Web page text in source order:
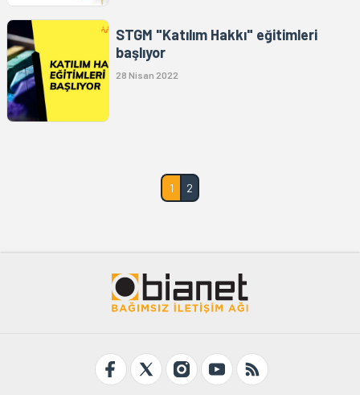
STGM "Katılım Hakkı" eğitimleri
başlıyor
28 Nisan 2022
1 2